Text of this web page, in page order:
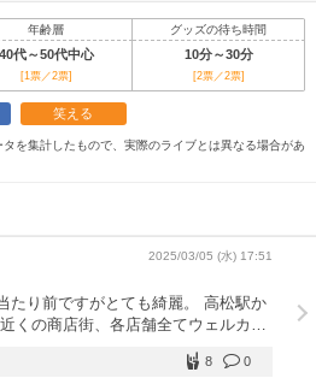
年齢層 グッズの待ち時間
40代～50代中心 10分～30分
[1票／2票] [2票／2票]
笑える
を集計したもので、実際のライブとは異なる場合があ
2025/03/05 (水) 17:51
たり前ですがとても綺麗。 高松駅か
くの商店街、各店舗全てウェルカム
。 初参戦の娘にサザン
0
8